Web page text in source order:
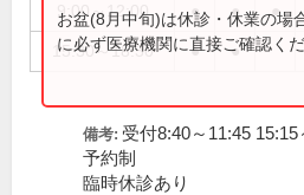
9:00～12:00 ● ● ●
15:30～18:30 ● ●
お盆(8月中旬)は休診・休業の場
に必ず医療機関に直接ご確認くだ
備考: 受付8:40～11:45 15:15
予約制
臨時休診あり